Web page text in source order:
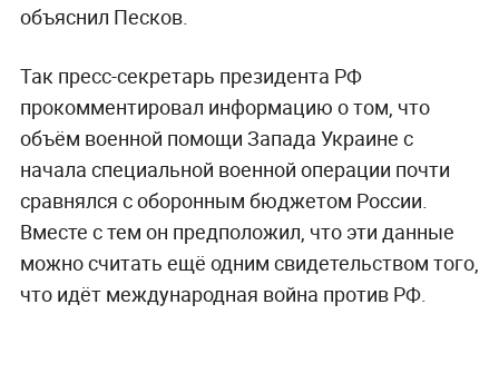
объяснил Песков.
Так пресс-секретарь президента РФ
прокомментировал информацию о том, что
объём военной помощи Запада Украине с
начала специальной военной операции почти
сравнялся с оборонным бюджетом России.
Вместе с тем он предположил, что эти данные
можно считать ещё одним свидетельством того,
что идёт международная война против РФ.